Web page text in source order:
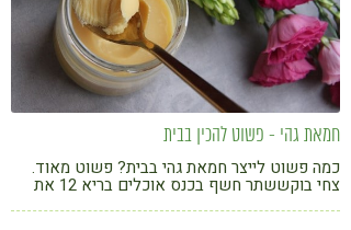
חמאת גהי - פשוט להכין בבית
כמה פשוט לייצר חמאת גהי בבית? פשוט מאוד.
צחי בוקששתר חשף בכנס אוכלים בריא 12 את